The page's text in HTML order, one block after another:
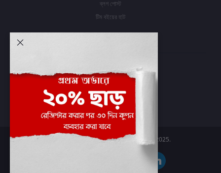
ব্লগ পোস্ট
টিম বইয়ের হাট
প্রবেশ করুন
অর্ডার ইতিহাস
আমার ইচ্ছাগুলি
অর্ডার ট্র্যাকিং
Boier Haat™ | © All rights reserved 2025.